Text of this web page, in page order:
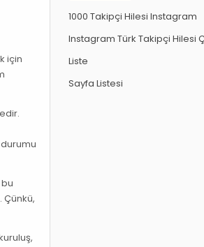
için
Çünkü,
1000 Takipçi Hilesi Instagram
Instagram Türk Takipçi Hilesi
Liste
Sayfa Listesi